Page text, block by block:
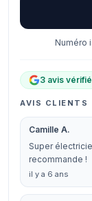
Numéro
3 avis
AVIS CLIENTS
Camille A.
Super
recommande !
il y a 6 ans